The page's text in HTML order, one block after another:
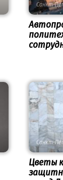
Санкт-
Санкт-
Цветы